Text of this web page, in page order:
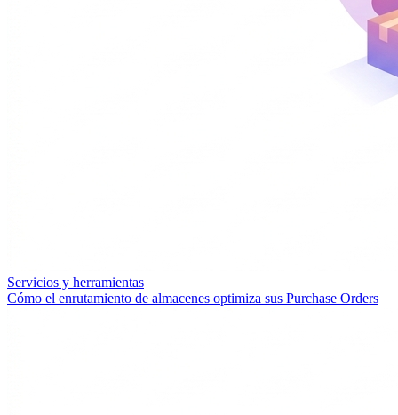
Servicios y herramientas
Cómo el enrutamiento de almacenes optimiza sus Purchase Orders